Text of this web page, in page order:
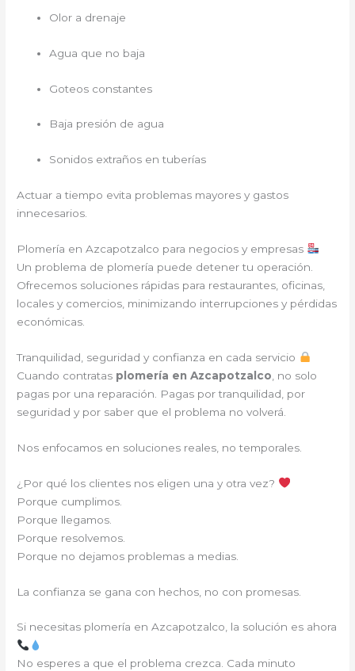
Olor a drenaje
Agua que no baja
Goteos constantes
Baja presión de agua
Sonidos extraños en tuberías
Actuar a tiempo evita problemas mayores y gastos
innecesarios.
Plomería en Azcapotzalco para negocios y empresas
Un problema de plomería puede detener tu operación.
Ofrecemos soluciones rápidas para restaurantes, oficinas,
locales y comercios, minimizando interrupciones y pérdidas
económicas.
Tranquilidad, seguridad y confianza en cada servicio
Cuando contratas plomería en Azcapotzalco , no solo
pagas por una reparación. Pagas por tranquilidad, por
seguridad y por saber que el problema no volverá.
Nos enfocamos en soluciones reales, no temporales.
¿Por qué los clientes nos eligen una y otra vez?
Porque cumplimos.
Porque llegamos.
Porque resolvemos.
Porque no dejamos problemas a medias.
La confianza se gana con hechos, no con promesas.
Si necesitas plomería en Azcapotzalco, la solución es ahora
No esperes a que el problema crezca. Cada minuto